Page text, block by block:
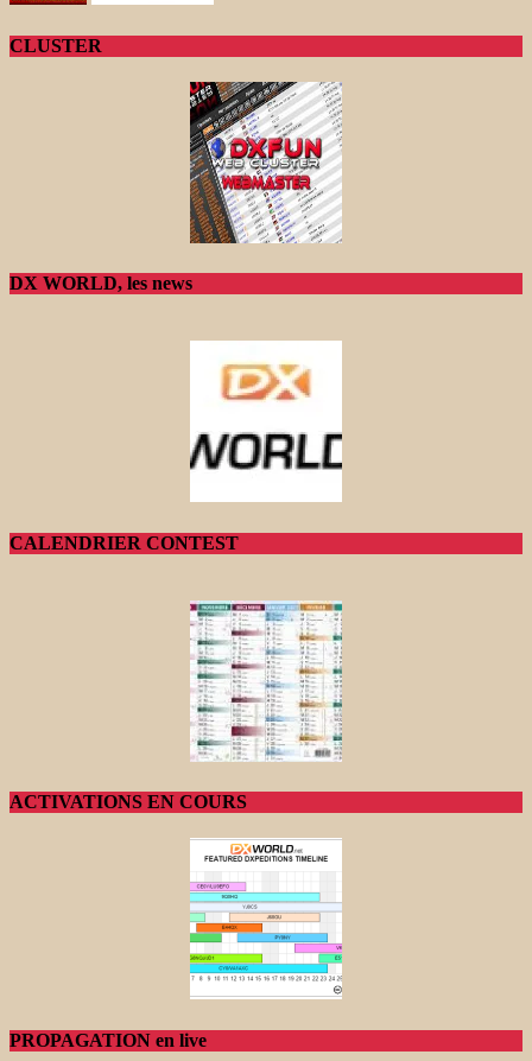
CLUSTER
DX WORLD, les news
CALENDRIER CONTEST
ACTIVATIONS EN COURS
PROPAGATION en live